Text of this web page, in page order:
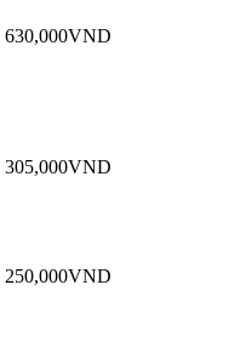
630,000VND
305,000VND
250,000VND